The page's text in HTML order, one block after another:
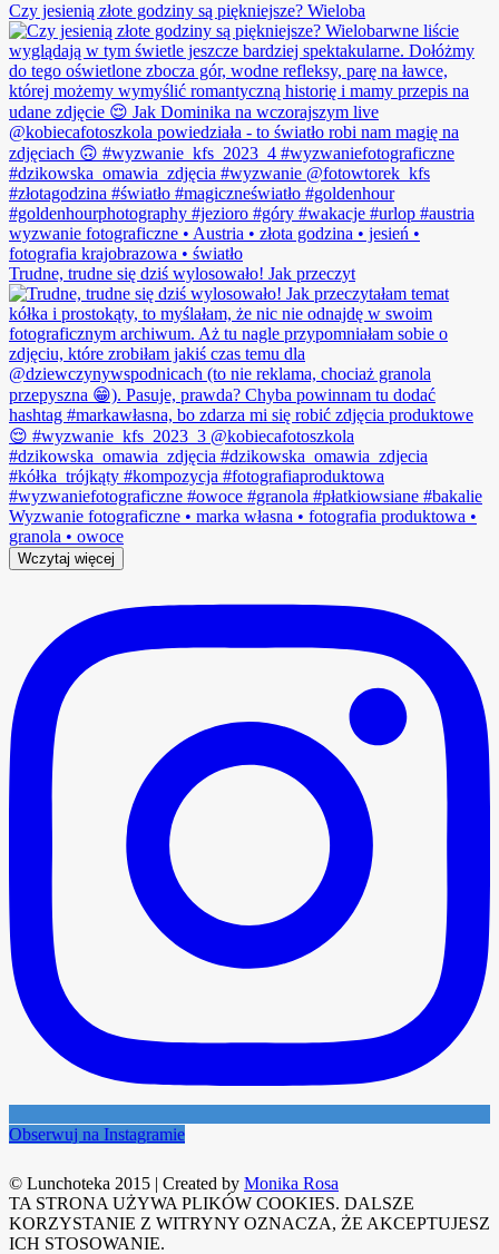
Czy jesienią złote godziny są piękniejsze? Wieloba
Trudne, trudne się dziś wylosowało! Jak przeczyt
Wczytaj więcej
Obserwuj na Instagramie
© Lunchoteka 2015 | Created by Monika Rosa
TA STRONA UŻYWA PLIKÓW COOKIES. DALSZE
KORZYSTANIE Z WITRYNY OZNACZA, ŻE AKCEPTUJESZ
ICH STOSOWANIE.